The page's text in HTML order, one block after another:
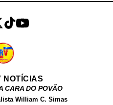
NOTÍCIAS
CARA DO POVÃO
William C. Simas